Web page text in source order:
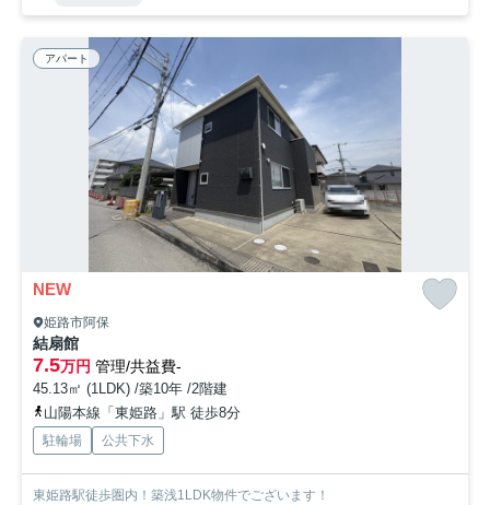
アパート
NEW
姫路市阿保
結扇館
7.5万円 管理/共益費-
45.13㎡ (1LDK) /築10年 /2階建
山陽本線「東姫路」駅 徒歩8分
駐輪場 公共下水
東姫路駅徒歩圏内！築浅1LDK物件でございます！